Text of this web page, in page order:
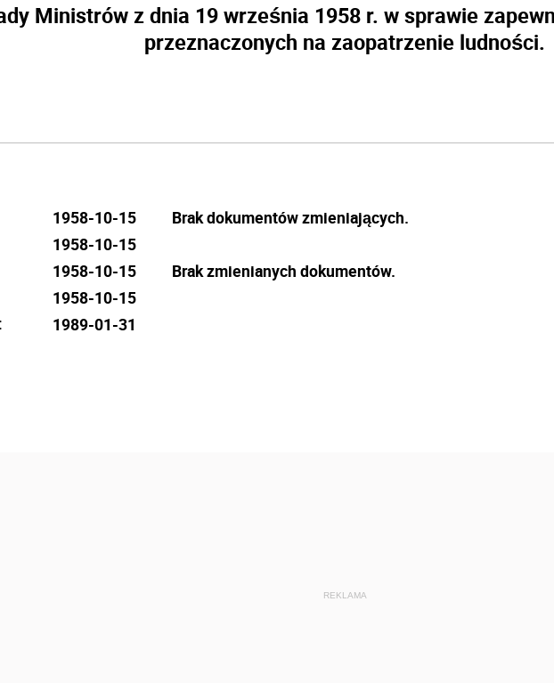
Ministrów z dnia 19 września 1958 r. w sprawie
przeznaczonych na zaopatrzenie ludności.
1958-10-15
1958-10-15
1958-10-15
1958-10-15
1989-01-31
Brak dokumentów zmieniających.
Brak zmienianych dokumentów.